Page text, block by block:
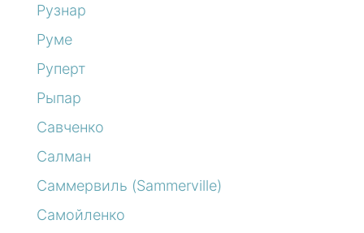
Рузнар
Руме
Руперт
Рыпар
Савченко
Салман
Саммервиль (Sammerville)
Самойленко